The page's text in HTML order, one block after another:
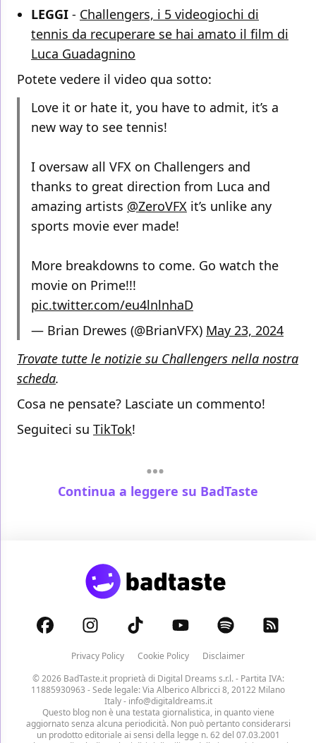
LEGGI - Challengers, i 5 videogiochi di
tennis da recuperare se hai amato il film di
Luca Guadagnino
Potete vedere il video qua sotto:
Love it or hate it, you have to admit, it’s a
new way to see tennis!
I oversaw all VFX on Challengers and
thanks to great direction from Luca and
amazing artists @ZeroVFX it’s unlike any
sports movie ever made!
More breakdowns to come. Go watch the
movie on Prime!!!
pic.twitter.com/eu4lnlnhaD
— Brian Drewes (@BrianVFX) May 23, 2024
Trovate tutte le notizie su Challengers nella nostra
scheda.
Cosa ne pensate? Lasciate un commento!
Seguiteci su TikTok!
Continua a leggere su BadTaste
Privacy Policy Cookie Policy
Disclaimer
© 2026 BadTaste.it proprietà di Digital Dreams s.r.l.- Partita IVA:
11885930963 - Sede legale: Via Alberico Albricci 8, 20122 Milano
Italy - info@digitaldreams.it
Questo blog non è una testata giornalistica, in quanto viene
aggiornato senza alcuna periodicità. Non può pertanto considerarsi
un prodotto editoriale ai sensi della legge n. 62 del 07.03.2001